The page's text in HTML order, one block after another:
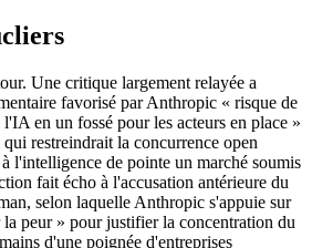
Une critique largement relayée a
favorisé par Anthropic « risque de
en un fossé pour les acteurs en place »
restreindrait la concurrence open
l'intelligence de pointe un marché soumis
fait écho à l'accusation antérieure du
selon laquelle Anthropic s'appuie sur
peur » pour justifier la concentration du
d'une poignée d'entreprises